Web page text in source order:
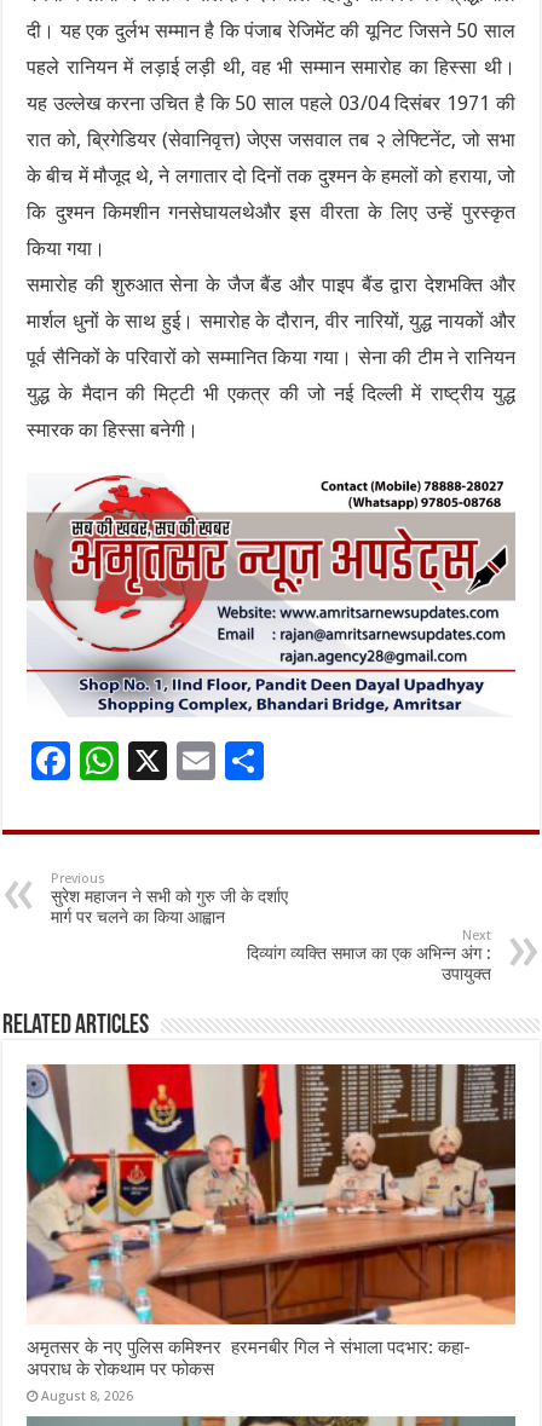
दी। यह एक दुर्लभ सम्मान है कि पंजाब रेजिमेंट की यूनिट जिसने 50 साल
पहले रानियन में लड़ाई लड़ी थी, वह भी सम्मान समारोह का हिस्सा थी।
यह उल्लेख करना उचित है कि 50 साल पहले 03/04 दिसंबर 1971 की
रात को, ब्रिगेडियर (सेवानिवृत्त) जेएस जसवाल तब २ लेफ्टिनेंट, जो सभा
के बीच में मौजूद थे, ने लगातार दो दिनों तक दुश्मन के हमलों को हराया, जो
कि दुश्मन किमशीन गनसेघायलथेऔर इस वीरता के लिए उन्हें पुरस्कृत
किया गया।
समारोह की शुरुआत सेना के जैज बैंड और पाइप बैंड द्वारा देशभक्ति और
मार्शल धुनों के साथ हुई। समारोह के दौरान, वीर नारियों, युद्ध नायकों और
पूर्व सैनिकों के परिवारों को सम्मानित किया गया। सेना की टीम ने रानियन
युद्ध के मैदान की मिट्टी भी एकत्र की जो नई दिल्ली में राष्ट्रीय युद्ध
स्मारक का हिस्सा बनेगी।
F
e
b
o
W
at
sA
p
X
E
ai ar
e
Previous
सुरेश महाजन ने सभी को गुरु जी के दर्शाए
मार्ग पर चलने का किया आह्वान
Next
दिव्यांग व्यक्ति समाज का एक अभिन्न अंग :
उपायुक्त
Related Articles
अमृतसर के नए पुलिस कमिश्नर हरमनबीर गिल ने संभाला पदभार: कहा-
अपराध के रोकथाम पर फोकस
August 8, 2026